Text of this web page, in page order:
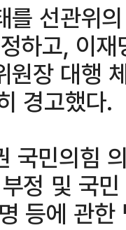
를 선관위
하고, 이
원장 대행
경고했다.
국민의힘
정 및 국
등에 관